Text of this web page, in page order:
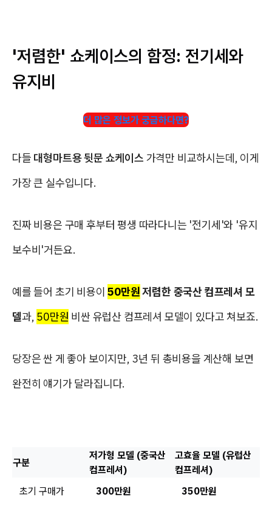
'저렴한' 쇼케이스의 함정: 전기세와
유지비
더 많은 정보가 궁금하다면?
다들 대형마트용 뒷문 쇼케이스 가격만 비교하시는데, 이게
가장 큰 실수입니다.
진짜 비용은 구매 후부터 평생 따라다니는 '전기세'와 '유지
보수비'거든요.
예를 들어 초기 비용이50만원저렴한 중국산 컴프레셔 모
델과, 50만원 비싼 유럽산 컴프레셔 모델이 있다고 쳐보죠.
당장은 싼 게 좋아 보이지만, 3년 뒤 총비용을 계산해 보면
완전히 얘기가 달라집니다.
구분
저가형 모델 (중국산
컴프레셔)
고효율 모델 (유럽산
컴프레셔)
초기 구매가
300만원 350만원